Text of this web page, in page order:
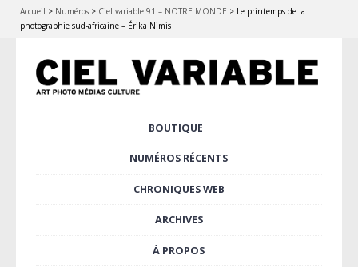
Accueil > Numéros > Ciel variable 91 – NOTRE MONDE > Le printemps de la
photographie sud-africaine – Érika Nimis
BOUTIQUE
NUMÉROS RÉCENTS
CHRONIQUES WEB
ARCHIVES
À PROPOS